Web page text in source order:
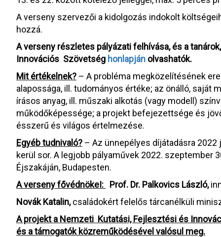
A verseny szervezői a kidolgozás indokolt
hozzá.
A verseny részletes pályázati felhívása, és a
Innovációs Szövetség honlapján olvashatók.
Mit értékelnek? – A probléma megközelítésének
alapossága, ill. tudományos értéke; az önálló, saját
írásos anyag, ill. műszaki alkotás (vagy modell)
működőképessége; a projekt befejezettsége és
ésszerű és világos értelmezése.
Egyéb tudnivaló? – Az ünnepélyes díjátadásra
kerül sor. A legjobb pályaművek 2022. szeptember
Éjszakáján, Budapesten.
A verseny fővédnökeI:
Prof. Dr. Palkovics László,
Novák Katalin,családokért felelős tárcanélküli
A projekt a Nemzeti Kutatási, Fejlesztési és
és a támogatók közreműködésével valósul meg.